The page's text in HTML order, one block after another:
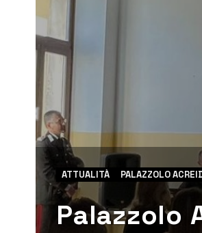
ATTUALITÀ PALAZZOLO
Palazzolo